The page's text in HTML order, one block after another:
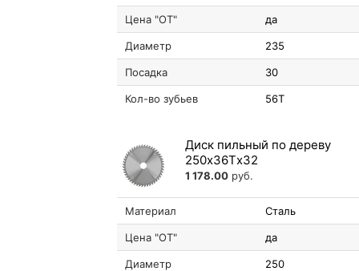
Цена "ОТ" да
Диаметр 235
Посадка 30
Кол-во зубьев 56T
Диск пильный по дереву
250х36Tх32
1 178.00 руб.
Материал Сталь
Цена "ОТ" да
Диаметр 250